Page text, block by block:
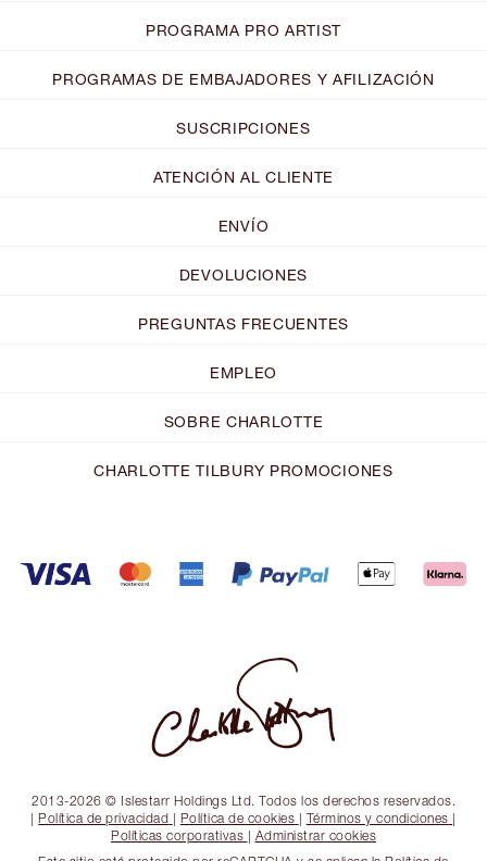
PROGRAMA PRO ARTIST
PROGRAMAS DE EMBAJADORES Y AFILIZACIÓN
SUSCRIPCIONES
ATENCIÓN AL CLIENTE
ENVÍO
DEVOLUCIONES
PREGUNTAS FRECUENTES
EMPLEO
SOBRE CHARLOTTE
CHARLOTTE TILBURY PROMOCIONES
2013-2026 © Islestarr Holdings Ltd. Todos los derechos reservados.
| Política de privacidad | Política de cookies | Términos y condiciones |
Políticas corporativas | Administrar cookies